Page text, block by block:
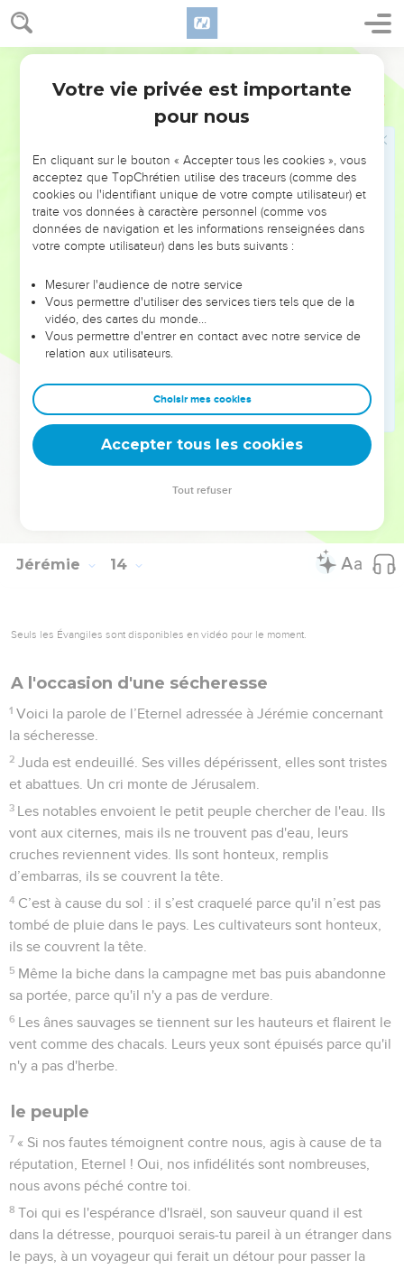
Jérémie 13
ta gloire ?’
» Que diras-tu quand ils interviendront contre toi ? C'est
toi-même qui leur as appris à agir en maîtres à tes dépens !
Les souffrances ne s’empareront-elles pas de toi, pareilles à
celles d’une femme prête à accoucher ?
Peut-être te demandes-tu : ‘Pourquoi cela m’est-il
arrivé ?’C'est à cause du grand nombre de tes fautes que les
pans de ton habit sont relevés et que tes talons sont traités
avec violence.
Un Ethiopien peut-il changer sa peau, et un léopard ses
taches ? De même, pourriez-vous faire le bien, vous qui êtes
» Je les disperserai, tout comme de la paille emportée par
le vent du désert.
C’est ce qui te revient, l’issue que je t’ai réservée, déclare
l'Eternel, parce que tu m'as oublié et que tu as mis ta
confiance dans des faussetés.
Moi aussi, je retrousse les pans de ton habit jusqu’à ton
visage, afin que ton déshonneur soit flagrant.
J'ai vu tes adultères et tes hennissements de plaisir, tes
scandaleuses prostitutions sur les collines et dans les
Jérémie 14
Seuls les Évangiles sont disponibles en vidéo pour le moment.
A l'occasion d'une sécheresse
1 Voici la parole de l’Eternel adressée à Jérémie concernant
la sécheresse.
2 Juda est endeuillé. Ses villes dépérissent, elles sont tristes
et abattues. Un cri monte de Jérusalem.
3 Les notables envoient le petit peuple chercher de l'eau. Ils
vont aux citernes, mais ils ne trouvent pas d'eau, leurs
cruches reviennent vides. Ils sont honteux, remplis
d’embarras, ils se couvrent la tête.
4 C’est à cause du sol : il s’est craquelé parce qu'il n’est pas
tombé de pluie dans le pays. Les cultivateurs sont honteux,
ils se couvrent la tête.
5 Même la biche dans la campagne met bas puis abandonne
sa portée, parce qu'il n'y a pas de verdure.
6 Les ânes sauvages se tiennent sur les hauteurs et flairent le
vent comme des chacals. Leurs yeux sont épuisés parce qu'il
n'y a pas d'herbe.
le peuple
7 « Si nos fautes témoignent contre nous, agis à cause de ta
réputation, Eternel ! Oui, nos infidélités sont nombreuses,
nous avons péché contre toi.
8 Toi qui es l'espérance d'Israël, son sauveur quand il est
dans la détresse, pourquoi serais-tu pareil à un étranger dans
le pays, à un voyageur qui ferait un détour pour passer la
Votre vie privée est importante
pour nous
En cliquant sur le bouton « Accepter tous les cookies », vous
acceptez que TopChrétien utilise des traceurs (comme des
cookies ou l'identifiant unique de votre compte utilisateur) et
traite vos données à caractère personnel (comme vos
données de navigation et les informations renseignées dans
votre compte utilisateur) dans les buts suivants :
Mesurer l'audience de notre service
Vous permettre d'utiliser des services tiers tels que de la
vidéo, des cartes du monde…
Vous permettre d'entrer en contact avec notre service de
relation aux utilisateurs.
Choisir mes cookies
Accepter tous les cookies
Tout refuser